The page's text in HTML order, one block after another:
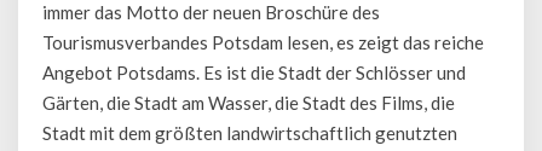
immer das Motto der neuen Broschüre des
Tourismusverbandes Potsdam lesen, es zeigt das reiche
Angebot Potsdams. Es ist die Stadt der Schlösser und
Gärten, die Stadt am Wasser, die Stadt des Films, die
Stadt mit dem größten landwirtschaftlich genutzten